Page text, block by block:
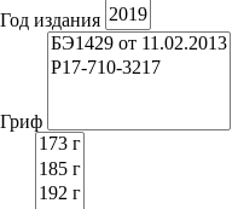
Год издания
Гриф